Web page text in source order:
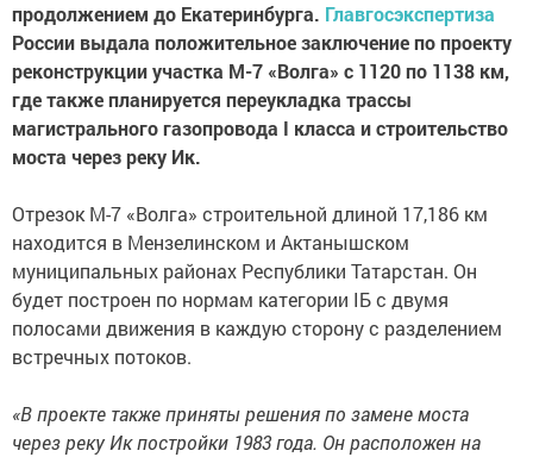
продолжением до Екатеринбурга. Главгосэкспертиза
России выдала положительное заключение по проекту
реконструкции участка М-7 «Волга» с 1120 по 1138 км,
где также планируется переукладка трассы
магистрального газопровода I класса и строительство
моста через реку Ик.
Отрезок М-7 «Волга» строительной длиной 17,186 км
находится в Мензелинском и Актанышском
муниципальных районах Республики Татарстан. Он
будет построен по нормам категории IБ с двумя
полосами движения в каждую сторону с разделением
встречных потоков.
«В проекте также приняты решения по замене моста
через реку Ик постройки 1983 года. Он расположен на